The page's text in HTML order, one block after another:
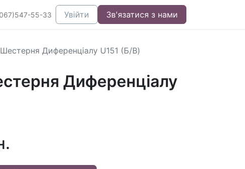
55-33 Увійти Зв'язатися з нами
Диференціалу U151 (Б/В)
Диференціалу